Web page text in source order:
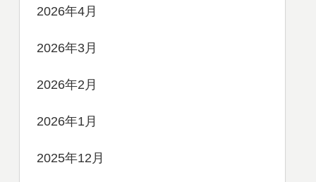
2026年4月
2026年3月
2026年2月
2026年1月
2025年12月